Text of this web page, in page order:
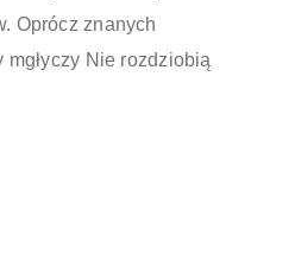
Oprócz znanych
mgłyczy Nie rozdziobią